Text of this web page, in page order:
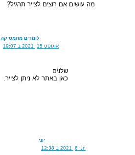
מה עושים אם רוצים לצייר תרגיל?
לומדים מתמטיקה
אוגוסט 15, 2021 ב 19:07
שלו\ם
כאן באתר לא ניתן לצייר.
יוני
יוני 6, 2021 ב 12:38